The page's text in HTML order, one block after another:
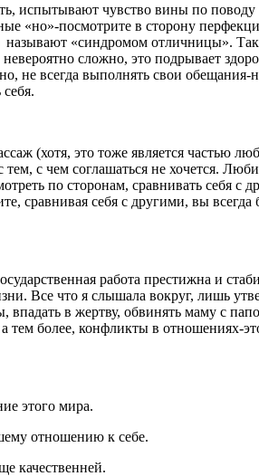
испытывают чувство вины по поводу
«но»-посмотрите в сторону
называют «синдромом отличницы».
сложно, это подрывает
не всегда выполнять свои
(хотя, это тоже является частью
с чем соглашаться не хочется.
по сторонам, сравнивать себя с
сравнивая себя с другими, вы всегда
работа престижна и
Все что я слышала вокруг, лишь
в жертву, обвинять маму с
более, конфликты в отношениях-
этого мира.
отношению к себе.
качественней.